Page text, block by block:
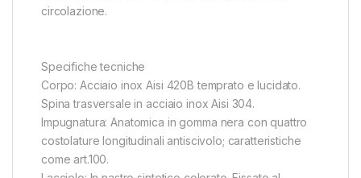
circolazione.
Specifiche tecniche
Corpo: Acciaio inox Aisi 420B temprato e lucidato.
Spina trasversale in acciaio inox Aisi 304.
Impugnatura: Anatomica in gomma nera con quattro
costolature longitudinali antiscivolo; caratteristiche
come art.100.